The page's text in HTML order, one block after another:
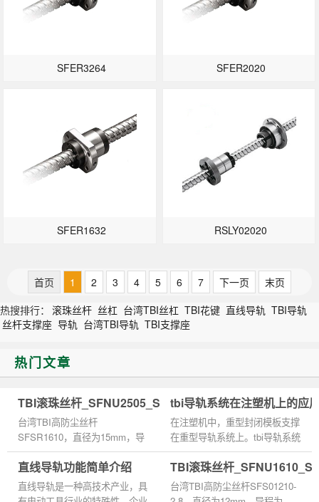
SFER3264 SFER2020
SFER1632 RSLY02020
首页 1 2 3 4 5 6 7 下一页
末页
热搜排行： 滚珠丝杆 丝杠 台湾TBI丝杠 TBI花键 直线导轨 TBI导轨
丝杆支撑座 导轨 台湾TBI导轨 TBI支撑座
热门文章
TBI滚珠丝杆_SFNU2505_SFSR1610_参数样本选型手册
台湾TBI高防尘丝杆
SFSR1610，直径为15mm，导
程为10mm，螺母对称安装孔的
距离为38mm.滚动摩擦的表面损
伤比滑动摩擦的小很多因此在清
洁、润滑等条件符合时滚...
tbi导轨系统在注塑机上的应
在注塑机中，重型封闭模板支撑
在重型导轨系统上。tbi导轨系统
有四个滑块，除了具有标准化的
预密封外，系统还采用集成全密
封方式，使用寿命很长。该...
直线导轨功能简单介绍
直线导轨是一种高技术产业，具
TBI滚珠丝杆
台湾TBI高防尘丝杆SFS01210-